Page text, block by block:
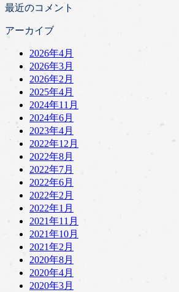
最近のコメント
アーカイブ
2026年4月
2026年3月
2026年2月
2025年4月
2024年11月
2024年6月
2023年4月
2022年12月
2022年8月
2022年7月
2022年6月
2022年2月
2022年1月
2021年11月
2021年10月
2021年2月
2020年8月
2020年4月
2020年3月